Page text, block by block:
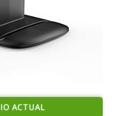
ACTUAL